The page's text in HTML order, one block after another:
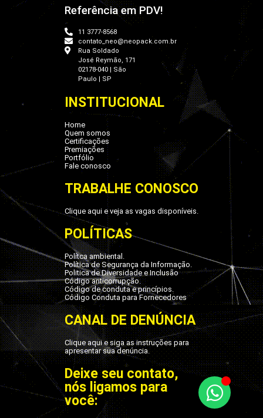
Referência em PDV!
11 3777-8568
contato_neo@neopack.com.br
Rua Soldado
José Reymão, 171
02178-040 | São
Paulo | SP
INSTITUCIONAL
Home
Quem somos
Certificações
Premiações
Portfólio
Fale conosco
TRABALHE CONOSCO
Clique aqui e veja as vagas disponíveis.
POLÍTICAS
Polítca ambiental.
Política de Segurança da Informação.
Politica de Diversidade e Inclusão
Código anticorrupção.
Código de conduta e princípios.
Código Conduta para Fornecedores
CANAL DE DENÚNCIA
Clique aqui e siga as instruções para
apresentar sua denúncia.
Deixe seu contato,
nós ligamos para
você: